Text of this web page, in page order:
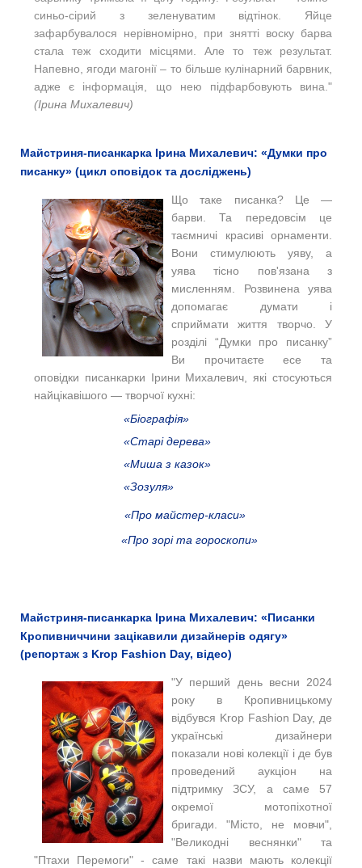
синьо-сірий з зеленуватим відтінок. Яйце
зафарбувалося нерівномірно, при знятті воску барва
стала теж сходити місцями. Але то теж результат.
Напевно, ягоди магонії – то більше кулінарний барвник,
адже є інформація, що нею підфарбовують вина."
(Ірина Михалевич)
Майстриня-писанкарка Ірина Михалевич: «Думки про
писанку» (цикл оповідок та досліджень)
Що таке писанка? Це —
барви. Та передовсім це
таємничі красиві орнаменти.
Вони стимулюють уяву, а
уява тісно пов'язана з
мисленням. Розвинена уява
допомагає думати і
сприймати життя творчо. У
розділі “Думки про писанку”
Ви прочитаєте есе та
оповідки писанкарки Ірини Михалевич, які стосуються
найцікавішого — творчої кухні:
«Біографія»
«Старі дерева»
«Миша з казок»
«Зозуля»
«Про майстер-класи»
«Про зорі та гороскопи»
Майстриня-писанкарка Ірина Михалевич: «Писанки
Кропивниччини зацікавили дизайнерів одягу»
(репортаж з Krop Fashion Day, відео)
"У перший день весни 2024
року в Кропивницькому
відбувся Krop Fashion Day, де
українські дизайнери
показали нові колекції і де був
проведений аукціон на
підтримку ЗСУ, а саме 57
окремої мотопіхотної
бригади. "Місто, не мовчи",
"Великодні веснянки" та
"Птахи Перемоги" - саме такі назви мають колекції